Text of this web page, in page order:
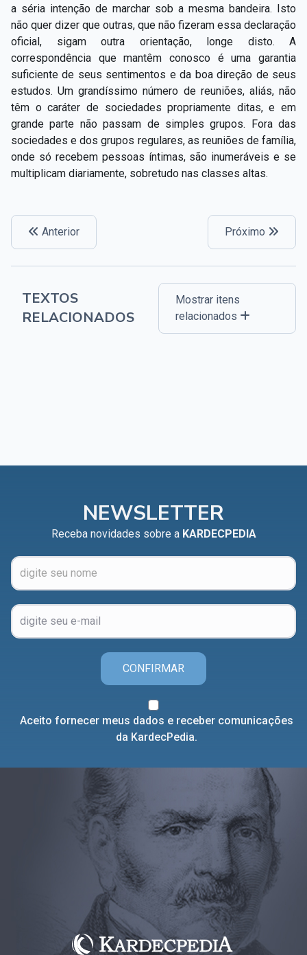
a séria intenção de marchar sob a mesma bandeira. Isto
não quer dizer que outras, que não fizeram essa declaração
oficial, sigam outra orientação, longe disto. A
correspondência que mantêm conosco é uma garantia
suficiente de seus sentimentos e da boa direção de seus
estudos. Um grandíssimo número de reuniões, aliás, não
têm o caráter de sociedades propriamente ditas, e em
grande parte não passam de simples grupos. Fora das
sociedades e dos grupos regulares, as reuniões de família,
onde só recebem pessoas íntimas, são inumeráveis e se
multiplicam diariamente, sobretudo nas classes altas.
Anterior Próximo
TEXTOS
RELACIONADOS
Mostrar itens
relacionados
NEWSLETTER
Receba novidades sobre a KARDECPEDIA
CONFIRMAR
Aceito fornecer meus dados e receber comunicações
da KardecPedia.